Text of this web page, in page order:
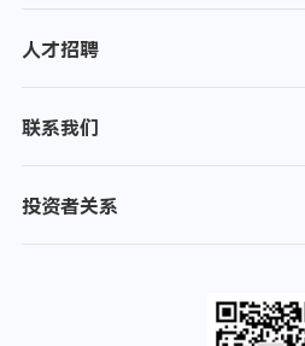
人才招聘
联系我们
投资者关系